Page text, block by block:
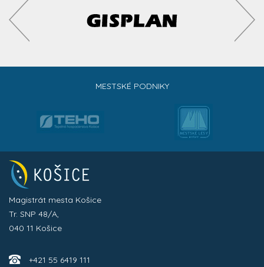
MESTSKÉ PODNIKY
Magistrát mesta Košice
Tr. SNP 48/A,
040 11 Košice
+421 55 6419 111